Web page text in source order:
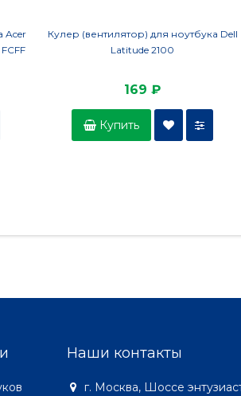
Acer
Кулер (вентилятор) для ноутбука Dell
Latitude 2100
169 ₽
Купить
Наши контакты
г. Москва, Шоссе